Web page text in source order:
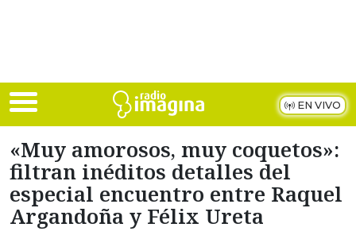
EN VIVO
«Muy amorosos, muy coquetos»:
filtran inéditos detalles del
especial encuentro entre Raquel
Argandoña y Félix Ureta